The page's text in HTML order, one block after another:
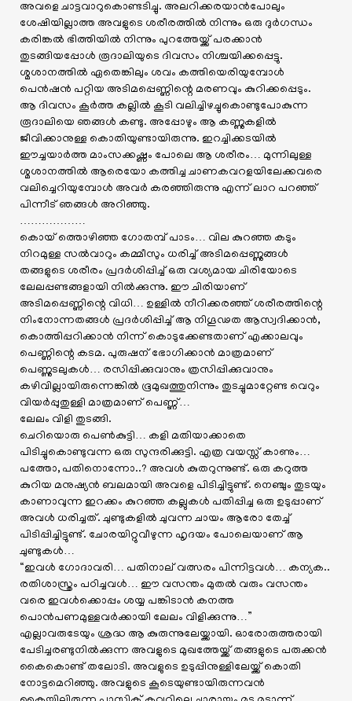
അവളെ ചാട്ടവാറുകൊണ്ടടിച്ചു. അലറിക്കരയാൻപോലും
ശേഷിയില്ലാത്ത അവളുടെ ശരീരത്തിൽ നിന്നും ഒരു ദുർഗന്ധം
കരിങ്കൽ ഭിത്തിയിൽ നിന്നും പുറത്തേയ്ക്ക് പരക്കാൻ
തുടങ്ങിയപ്പോൾ രൂദാലിയുടെ ദിവസം നിശ്ചയിക്കപ്പെട്ടു.
ശ്മശാനത്തിൽ ഏതെങ്കിലും ശവം കത്തിയെരിയുമ്പോൾ
പെൻഷൻ പറ്റിയ അടിമപ്പെണ്ണിന്റെ മരണവും കുറിക്കപ്പെടും.
ആ ദിവസം കൂർത്ത കല്ലിൽ കൂടി വലിച്ചിഴച്ചുകൊണ്ടുപോകുന്ന
രൂദാലിയെ ഞങ്ങൾ കണ്ടു. അപ്പോഴും ആ കണ്ണുകളിൽ
ജീവിക്കാനുള്ള കൊതിയുണ്ടായിരുന്നു. ഇറച്ചിക്കടയിൽ
ഈച്ചയാർത്ത മാംസക്കഷ്ണം പോലെ ആ ശരീരം… മുന്നിലുള്ള
ശ്മശാനത്തിൽ ആരെയോ കത്തിച്ച ചാണകവറളയിലേക്കവരെ
വലിച്ചെറിയുമ്പോൾ അവർ കരഞ്ഞിരുന്നു എന്ന് ലാറ പറഞ്ഞ്
പിന്നീട് ഞങ്ങൾ അറിഞ്ഞു.
………………
കൊയ് ത്തൊഴിഞ്ഞ ഗോതമ്പ് പാടം… വില കുറഞ്ഞ കടും
നിറമുള്ള സൽവാറും കമ്മീസും ധരിച്ച് അടിമപ്പെണ്ണുങ്ങൾ
തങ്ങളുടെ ശരീരം പ്രദർശിപ്പിച്ച് ഒരു വശ്യമായ ചിരിയോടെ
ലേലപ്പണ്ടങ്ങളായി നിൽക്കുന്നു. ഈ ചിരിയാണ്
അടിമപ്പെണ്ണിന്റെ വിധി… ഉള്ളിൽ നീറിക്കരഞ്ഞ് ശരീരത്തിന്റെ
നിംനോ‍ന്നതങ്ങൾ പ്രദർശിപ്പിച്ച് ആ നിഗൂഢത ആസ്വദിക്കാൻ,
കൊത്തിപ്പറിക്കാൻ നിന്ന് കൊടുക്കേണ്ടതാണ് എക്കാലവും
പെണ്ണിന്റെ കടമ. പുരുഷന് ഭോഗിക്കാൻ മാത്രമാണ്
പെണ്ണുടലുകൾ… രസിപ്പിക്കുവാനും ത്രസിപ്പിക്കുവാനും
കഴിവില്ലായിരുന്നെങ്കിൽ ഭൂമുഖത്തുനിന്നും തുടച്ചുമാറ്റേണ്ട വെറും
വിയർപ്പുതുള്ളി മാത്രമാണ് പെണ്ണ്…
ലേലം വിളി തുടങ്ങി.
ചെറിയൊരു പെൺകുട്ടി… കളി മതിയാക്കാതെ
പിടിച്ചുകൊണ്ടുവന്ന ഒരു സുന്ദരിക്കുട്ടി. എത്ര വയസ്സ് കാണും…
പത്തോ, പതിനൊന്നോ..? അവൾ കുതറുന്നുണ്ട്. ഒരു കറുത്ത
കുറിയ മനുഷ്യൻ ബലമായി അവളെ പിടിച്ചിട്ടുണ്ട്. നെഞ്ചും തുടയും
കാണാവുന്ന ഇറക്കം കുറഞ്ഞ കല്ലുകൾ പതിപ്പിച്ച ഒരു ഉടുപ്പാണ്
അവൾ ധരിച്ചത്. ചുണ്ടുകളിൽ ചുവന്ന ചായം ആരോ തേച്ച്
പിടിപ്പിച്ചിട്ടുണ്ട്. ചോരയിറ്റുവീഴുന്ന ഹൃദയം പോലെയാണ് ആ
ചുണ്ടുകൾ…
“ഇവൾ ഗോദാവരി… പതിനാല് വത്സരം പിന്നിട്ടവൾ… കന്യക..
രതിശാസ്ത്രം പഠിച്ചവൾ… ഈ വസന്തം മുതൽ വരും വസന്തം
വരെ ഇവൾക്കൊപ്പം ശയ്യ പങ്കിടാൻ കനത്ത
പൊൻപണമുള്ളവർക്കായി ലേലം വിളിക്കുന്നു…”
എല്ലാവരുടേയും ശ്രദ്ധ ആ കുരുന്നുലേയ്ക്കായി. ഓരോരുത്തരായി
പേടിച്ചരണ്ടുനിൽക്കുന്ന അവളുടെ മുഖത്തേയ്ക്ക് തങ്ങളുടെ പരുക്കൻ
കൈകൊണ്ട് തലോടി. അവളുടെ ഉടുപ്പിനുള്ളിലേയ്ക്ക് കൊതി
നോട്ടമെറിഞ്ഞു. അവളുടെ കൂടെയുണ്ടായിരുന്നവൻ